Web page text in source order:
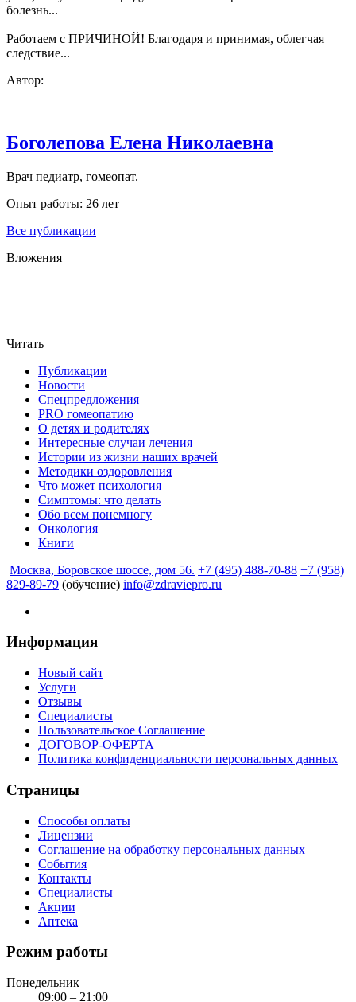
болезнь...
Работаем с ПРИЧИНОЙ! Благодаря и принимая, облегчая
следствие...
Автор:
Боголепова Елена Николаевна
Врач педиатр, гомеопат.
Опыт работы: 26 лет
Все публикации
Вложения
Читать
Публикации
Новости
Спецпредложения
PRO гомеопатию
О детях и родителях
Интересные случаи лечения
Истории из жизни наших врачей
Методики оздоровления
Что может психология
Симптомы: что делать
Обо всем понемногу
Онкология
Книги
Москва, Боровское шоссе, дом 56. +7 (495) 488-70-88 +7 (958)
829-89-79 (обучение) info@zdraviepro.ru
Информация
Новый сайт
Услуги
Отзывы
Специалисты
Пользовательское Соглашение
ДОГОВОР-ОФЕРТА
Политика конфиденциальности персональных данных
Страницы
Способы оплаты
Лицензии
Соглашение на обработку персональных данных
События
Контакты
Специалисты
Акции
Аптека
Режим работы
Понедельник
09:00 – 21:00